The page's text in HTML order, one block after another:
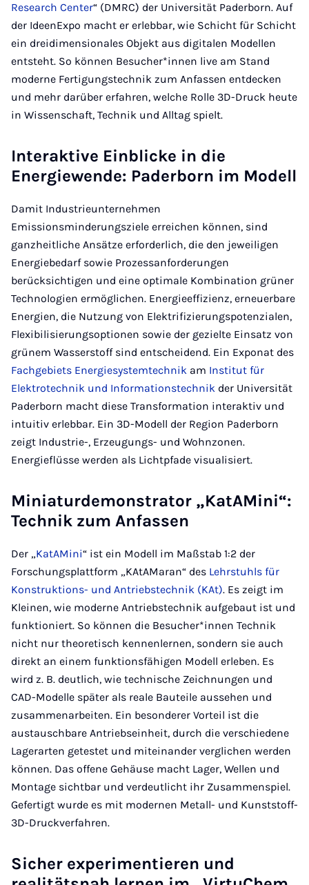
Research Center“ (DMRC) der Universität Paderborn. Auf
der IdeenExpo macht er erlebbar, wie Schicht für Schicht
ein dreidimensionales Objekt aus digitalen Modellen
entsteht. So können Besucher*innen live am Stand
moderne Fertigungstechnik zum Anfassen entdecken
und mehr darüber erfahren, welche Rolle 3D-Druck heute
in Wissenschaft, Technik und Alltag spielt.
Interaktive Einblicke in die
Energiewende: Paderborn im Modell
Damit Industrieunternehmen
Emissionsminderungsziele erreichen können, sind
ganzheitliche Ansätze erforderlich, die den jeweiligen
Energiebedarf sowie Prozessanforderungen
berücksichtigen und eine optimale Kombination grüner
Technologien ermöglichen. Energieeffizienz, erneuerbare
Energien, die Nutzung von Elektrifizierungspotenzialen,
Flexibilisierungsoptionen sowie der gezielte Einsatz von
grünem Wasserstoff sind entscheidend. Ein Exponat des
Fachgebiets Energiesystemtechnik am Institut für
Elektrotechnik und Informationstechnik der Universität
Paderborn macht diese Transformation interaktiv und
intuitiv erlebbar. Ein 3D-Modell der Region Paderborn
zeigt Industrie-, Erzeugungs- und Wohnzonen.
Energieflüsse werden als Lichtpfade visualisiert.
Miniaturdemonstrator „KatAMini“:
Technik zum Anfassen
Der „KatAMini“ ist ein Modell im Maßstab 1:2 der
Forschungsplattform „KAtAMaran“ des Lehrstuhls für
Konstruktions- und Antriebstechnik (KAt). Es zeigt im
Kleinen, wie moderne Antriebstechnik aufgebaut ist und
funktioniert. So können die Besucher*innen Technik
nicht nur theoretisch kennenlernen, sondern sie auch
direkt an einem funktionsfähigen Modell erleben. Es
wird z. B. deutlich, wie technische Zeichnungen und
CAD-Modelle später als reale Bauteile aussehen und
zusammenarbeiten. Ein besonderer Vorteil ist die
austauschbare Antriebseinheit, durch die verschiedene
Lagerarten getestet und miteinander verglichen werden
können. Das offene Gehäuse macht Lager, Wellen und
Montage sichtbar und verdeutlicht ihr Zusammenspiel.
Gefertigt wurde es mit modernen Metall- und Kunststoff-
3D-Druckverfahren.
Sicher experimentieren und